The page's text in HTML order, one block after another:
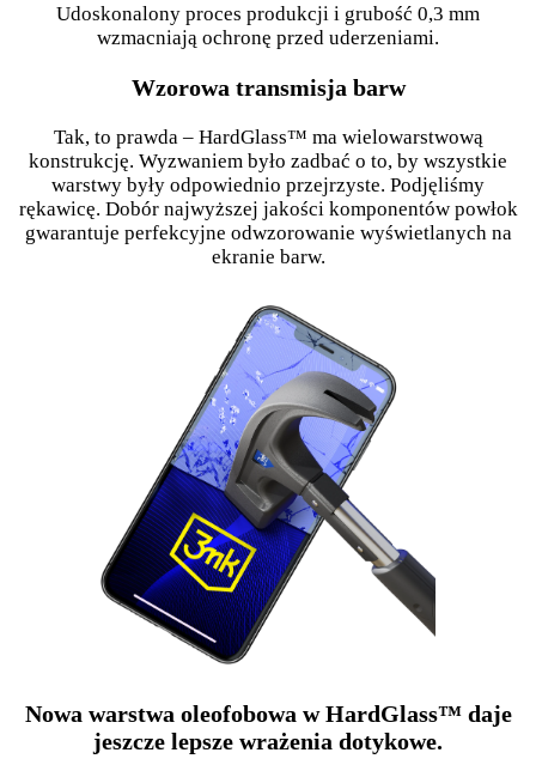
Udoskonalony proces produkcji i grubość 0,3 mm
wzmacniają ochronę przed uderzeniami.
Wzorowa transmisja barw
Tak, to prawda – HardGlass™ ma wielowarstwową
konstrukcję. Wyzwaniem było zadbać o to, by wszystkie
warstwy były odpowiednio przejrzyste. Podjęliśmy
rękawicę. Dobór najwyższej jakości komponentów powłok
gwarantuje perfekcyjne odwzorowanie wyświetlanych na
ekranie barw.
Nowa warstwa oleofobowa w HardGlass™ daje
jeszcze lepsze wrażenia dotykowe.